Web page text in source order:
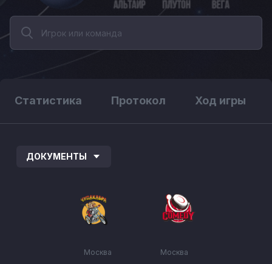
Статистика Протокол Ход игры
ДОКУМЕНТЫ
Москва Москва